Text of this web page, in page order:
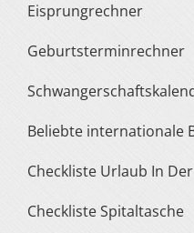
Eisprungrechner
Geburtsterminrechner
Beliebte internationale
Checkliste Urlaub In
Checkliste Spitaltasche